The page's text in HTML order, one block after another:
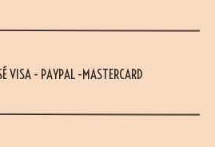
VISA - PAYPAL -MASTERCARD